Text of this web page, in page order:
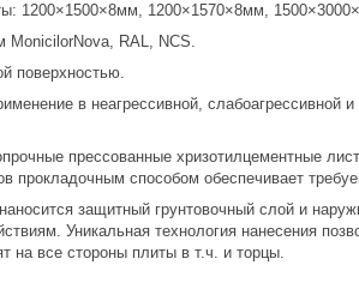
1200×1570×8мм,
RAL, NCS.
в неагрессивной, слабоагрессивной и
прессованные хризотилцементные
прокладочным способом обеспечивает
защитный грунтовочный слой и наружное
Уникальная технология нанесения
на все стороны плиты в т.ч. и торцы.